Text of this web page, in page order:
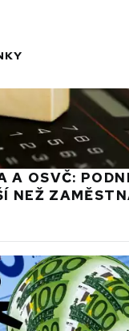
A OSVČ:
NEŽ